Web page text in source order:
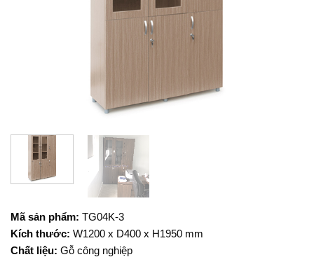
Mã sản phẩm: TG04K-3
Kích thước: W1200 x D400 x H1950 mm
Chất liệu: Gỗ công nghiệp